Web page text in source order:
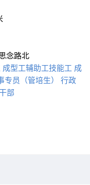
念路北
成型工辅助工技能工 成
专员（管培生）
行政
部